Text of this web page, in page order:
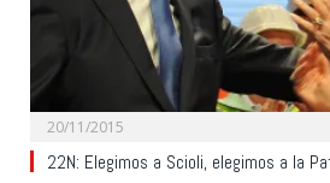
20/11/2015
22N: Elegimos a Scioli, elegimos a la